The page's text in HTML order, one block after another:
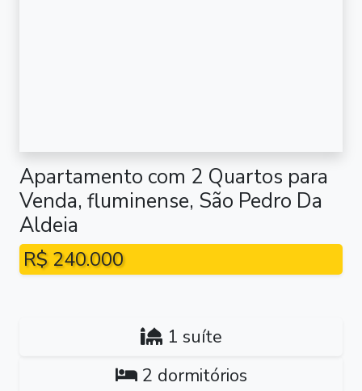
Apartamento com 2 Quartos para
Venda, fluminense, São Pedro Da
Aldeia
R$ 240.000
1 suíte
2 dormitórios